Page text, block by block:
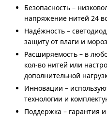
Безопасность –
напряжение нитей 24
Надёжность –
защиту от влаги и
Расширяемость – в
кол-во нитей или
дополнительной
Инновации –
технологии и
Поддержка – гарантия